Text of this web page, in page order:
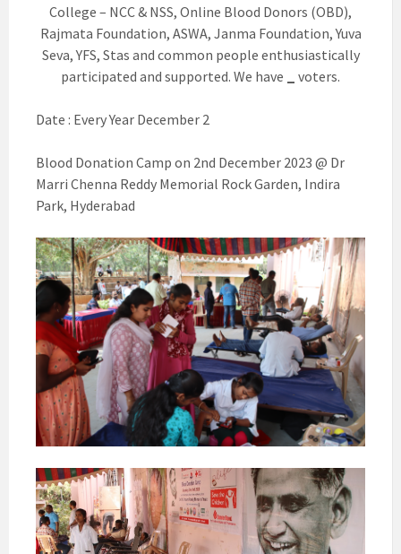
College – NCC & NSS, Online Blood Donors (OBD),
Rajmata Foundation, ASWA, Janma Foundation, Yuva
Seva, YFS, Stas and common people enthusiastically
participated and supported. We have
voters.
Date : Every Year December 2
Blood Donation Camp on 2nd December 2023 @ Dr
Marri Chenna Reddy Memorial Rock Garden, Indira
Park, Hyderabad